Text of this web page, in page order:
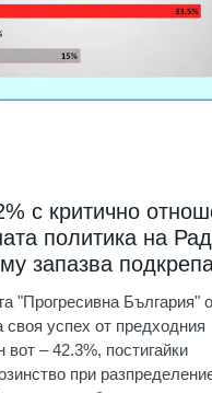
с критично
политика на
запазва
"Прогресивна България"
своя успех от предходния
вот – 42.3%, постигайки
при